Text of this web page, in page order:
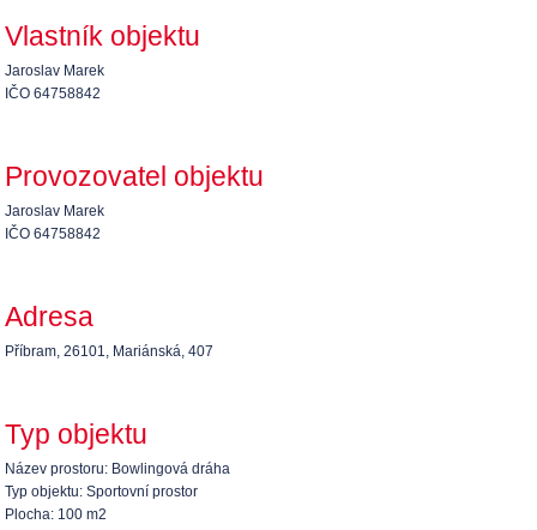
Vlastník objektu
Jaroslav Marek
IČO 64758842
Provozovatel objektu
Jaroslav Marek
IČO 64758842
Adresa
Příbram, 26101, Mariánská, 407
Typ objektu
Název prostoru: Bowlingová dráha
Typ objektu: Sportovní prostor
Plocha: 100 m2